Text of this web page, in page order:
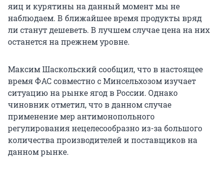
яиц и курятины на данный момент мы не
наблюдаем. В ближайшее время продукты вряд
ли станут дешеветь. В лучшем случае цена на них
останется на прежнем уровне.
Максим Шаскольский сообщил, что в настоящее
время ФАС совместно с Минсельхозом изучает
ситуацию на рынке ягод в России. Однако
чиновник отметил, что в данном случае
применение мер антимонопольного
регулирования нецелесообразно из-за большого
количества производителей и поставщиков на
данном рынке.